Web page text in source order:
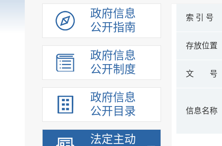
政府信息
公开指南
政府信息
公开制度
政府信息
公开目录
法定主动
索 引 号
存放位置
文 号
信息名称